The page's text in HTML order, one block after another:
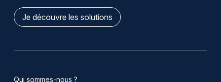
Je découvre les solutions
Qui sommes-nous ?